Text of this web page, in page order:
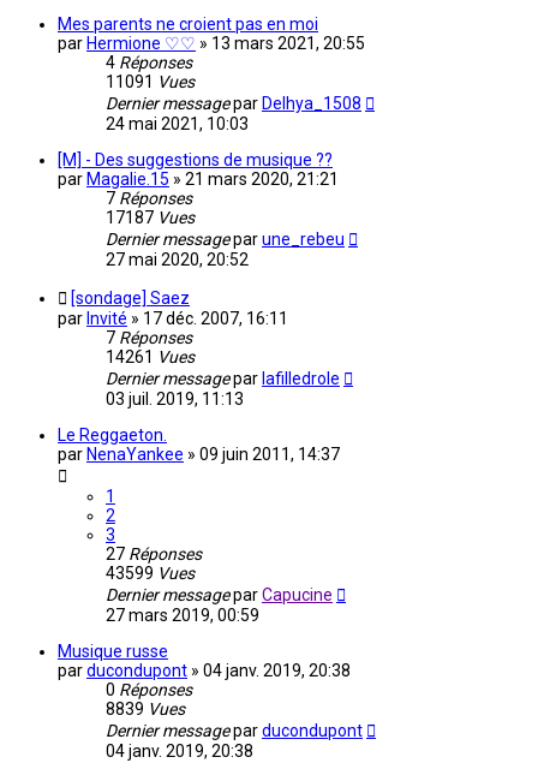
Mes parents ne croient pas en moi
par Hermione ♡♡ » 13 mars 2021, 20:55
4 Réponses
11091 Vues
Dernier messagepar Delhya_1508
24 mai 2021, 10:03
[M] - Des suggestions de musique ??
par Magalie.15 » 21 mars 2020, 21:21
7 Réponses
17187 Vues
Dernier messageparune_rebeu
27 mai 2020, 20:52
[sondage] Saez
par Invité » 17 déc. 2007, 16:11
7 Réponses
14261 Vues
Dernier messagepar lafilledrole
03 juil. 2019, 11:13
Le Reggaeton.
par NenaYankee » 09 juin 2011, 14:37
1
2
3
27 Réponses
43599 Vues
Dernier messageparCapucine
27 mars 2019, 00:59
Musique russe
parducondupont » 04 janv. 2019, 20:38
0 Réponses
8839 Vues
Dernier messageparducondupont
04 janv. 2019, 20:38